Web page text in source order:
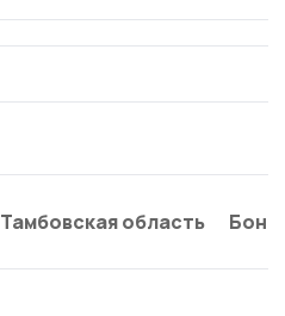
Тамбовская область